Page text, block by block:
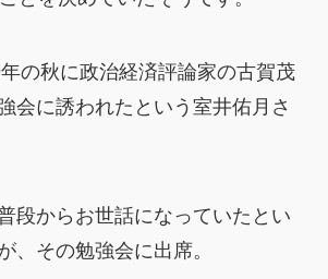
の秋に政治経済評論家の古賀茂
会に誘われたという室井佑月さ
段からお世話になっていたとい
、その勉強会に出席。